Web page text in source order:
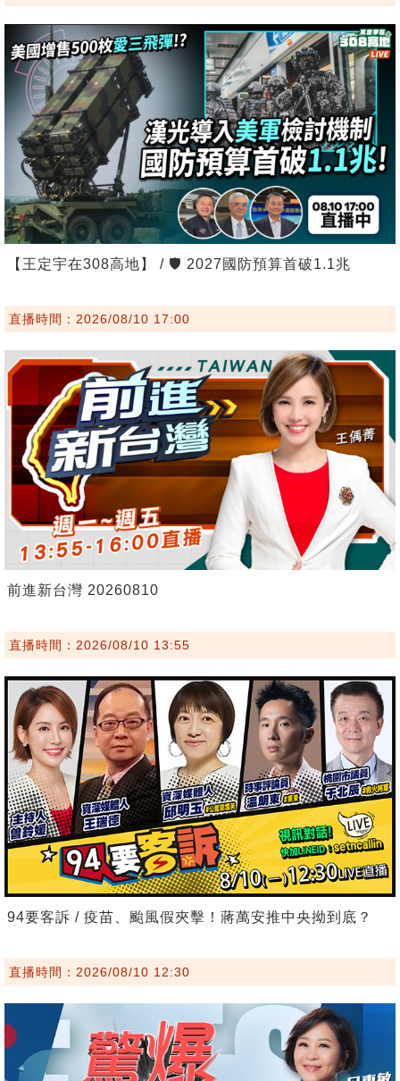
【王定宇在308高地】 / 🛡️ 2027國防預算首破1.1兆
直播時間：2026/08/10 17:00
前進新台灣 20260810
直播時間：2026/08/10 13:55
94要客訴 / 疫苗、颱風假夾擊！蔣萬安推中央拗到底？
直播時間：2026/08/10 12:30